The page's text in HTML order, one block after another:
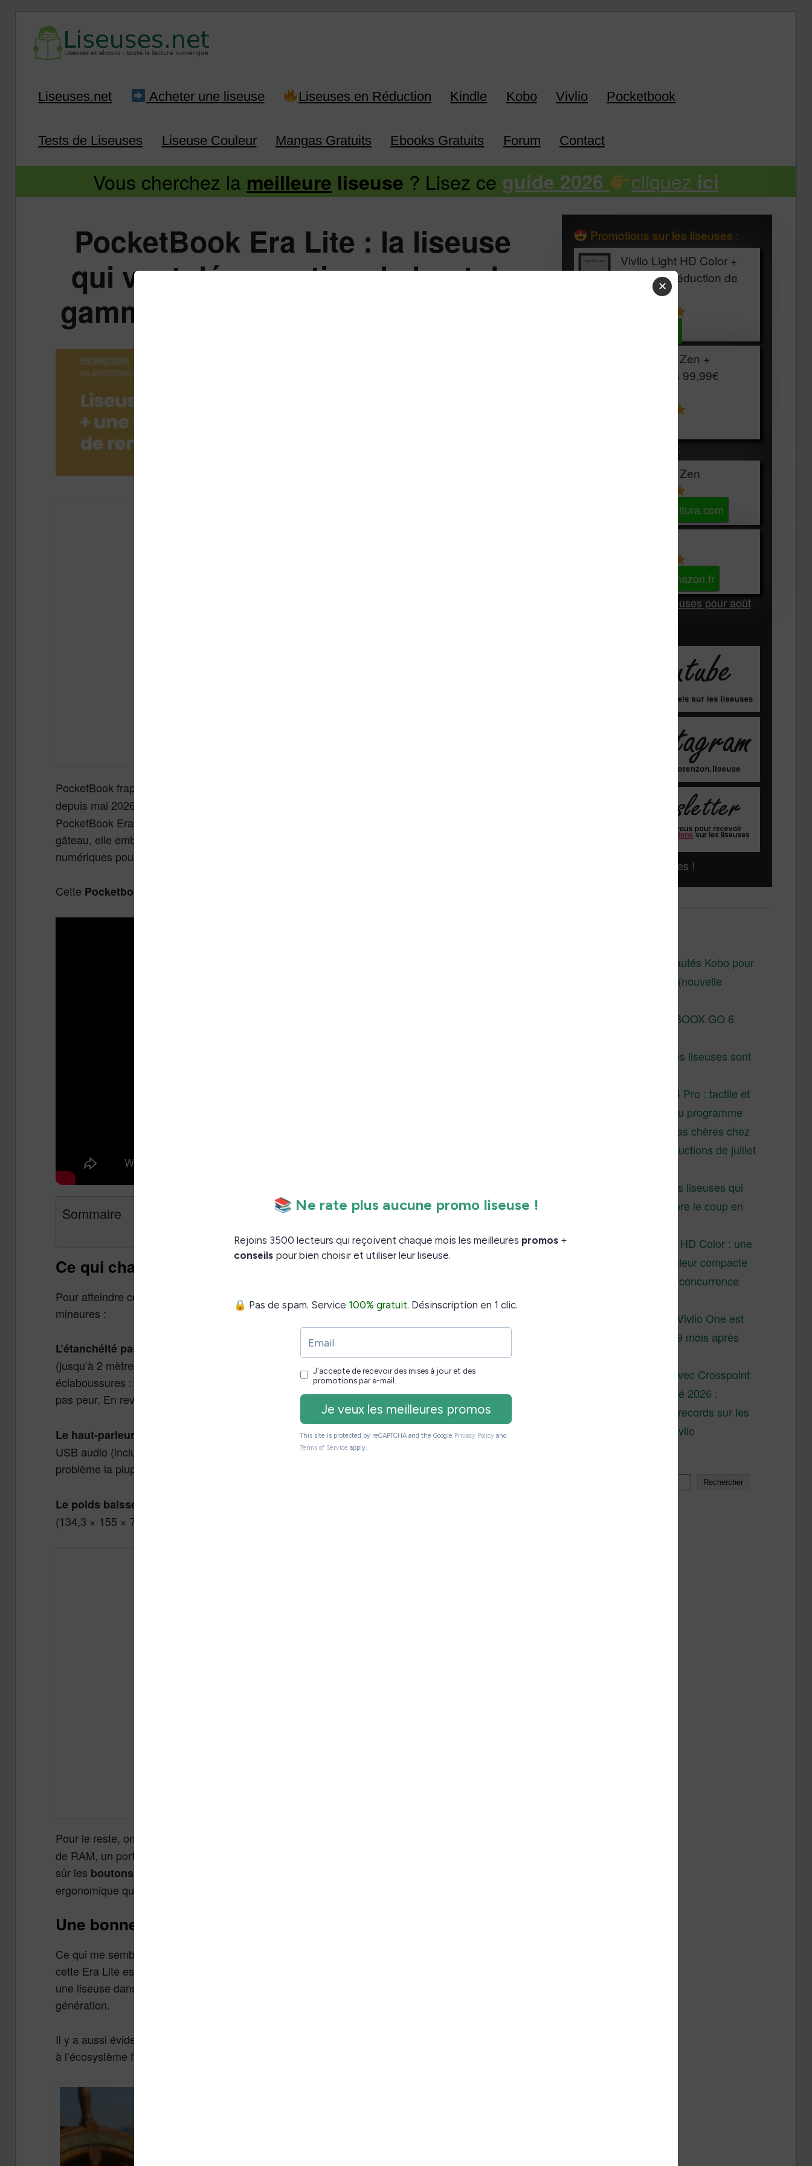
Infos sur les liseuses Kindle, Kobo, Vivlio, Pocketbook
Liseuses.net Acheter une liseuse Liseuses en Réduction Kindle Kobo Vivlio Pocketbook
Tests de Liseuses Liseuse Couleur Mangas Gratuits Ebooks Gratuits Forum Contact
Vous cherchez la meilleure liseuse ? Lisez ce guide 2026 cliquez ici
PocketBook Era Lite : la liseuse
qui veut démocratiser le haut de
gamme (et séduire les musiciens)
PocketBook frappe un joli coup avec sa nouvelle liseuse, la
depuis mai 2026 au prix de
PocketBook Era originale tout en passant sous la barre symbolique des 200€. Et cerise sur le
gâteau, elle embarque un partenariat inattendu avec Marschpat, une plateforme de partitions
numériques pour musiciens.
Cette Pocketbook Era Lite est bien sûr une version allégée de la Pocketbook Era
Sommaire
Ce qui change par rapport à la PocketBook Era
Pour atteindre ce prix plus accessible, PocketBook a fait quelques concessions mais elles restent
mineures :
L’étanchéité passe de IPX8 à IPX4.
L’Era originale pouvait survivre à une immersion complète
(jusqu’à 2 mètres pendant 60 minutes). L’Era Lite se contente d’une protection contre les
éclaboussures : un verre renversé, quelques gouttes de pluie, du sable ou des miettes ne lui feront
pas peur. En revanche,
mieux vaut éviter de la plonger dans le bain .
Le haut-parleur intégré disparaît.
L’audio passe désormais par le Bluetooth ou un adaptateur
USB audio (inclus dans la boîte). Pour les amateurs de livres audio, ce n’est pas vraiment un
problème la plupart des utilisateurs préfèrent de toute façon un casque ou des écouteurs.
Le poids baisse légèrement
(134,3 × 155 × 7,8 mm). La liseuse reste donc très compacte et facile à transporter.
Pour le reste, on retrouve le même processeur dual-core (2 × 1 GHz),
de RAM, un port USB-C, une batterie de 1700 mAh offrant jusqu’à deux mois d’autonomie, et bien
sûr les boutons physiques latéraux
ergonomique que beaucoup de concurrents négligent.
Une bonne alternative aux Kobo Libra 2 et Colour ?
Ce qui me semble intéressant avec ce modèle, et plutôt malin de la part de Pocketbook, c’est que
cette Era Lite est une bonne alternative à la Kobo Clara Colour pour les personnes qui souhaitent
une liseuse dans ce style, avec des boutons, mais avec un écran noir et blanc de dernière
génération.
Il y a aussi évidemment la Kindle Paperwhite. Mais, l’un des arguments forts de PocketBook face
à l’écosystème fermé d’Amazon, c’est l’ouverture.
Promotions sur les liseuses :
Vivlio Light HD Color +
HOUSSE réduction de
Vivlio Light Zen +
HOUSSE à 99,99€
Les accessibles :
Vivlio Light Zen
Voir sur Cultura.com
Voir sur Amazon.fr
Les Meilleures liseuses pour août
Liseuses pas chères !
Les nouveautés Kobo pour
la fin 2026 (nouvelle
Test de la BOOX GO 6
Pourquoi les liseuses sont
XTEINK X4 Pro : tactile et
éclairage au programme
Liseuses pas chères chez
Vivlio – réductions de juillet
3 anciennes liseuses qui
valent encore le coup en
Vivlio Light HD Color : une
liseuse couleur compacte
à prix défiant toute concurrence
La liseuse Vivlio One est
un succès 9 mois après
XTEINK X4 : test avec Crosspoint
Soldes d’été 2026 :
réductions records sur les
liseuses Kobo et Vivlio
Rechercher
✕